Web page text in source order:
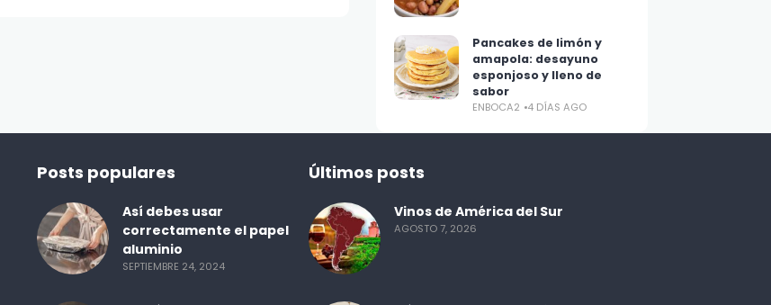
Pancakes de limón y
amapola: desayuno
esponjoso y lleno de
sabor
ENBOCA2 4 DÍAS AGO
Posts populares
Así debes usar
correctamente el papel
aluminio
SEPTIEMBRE 24, 2024
Últimos posts
Vinos de América del Sur
AGOSTO 7, 2026